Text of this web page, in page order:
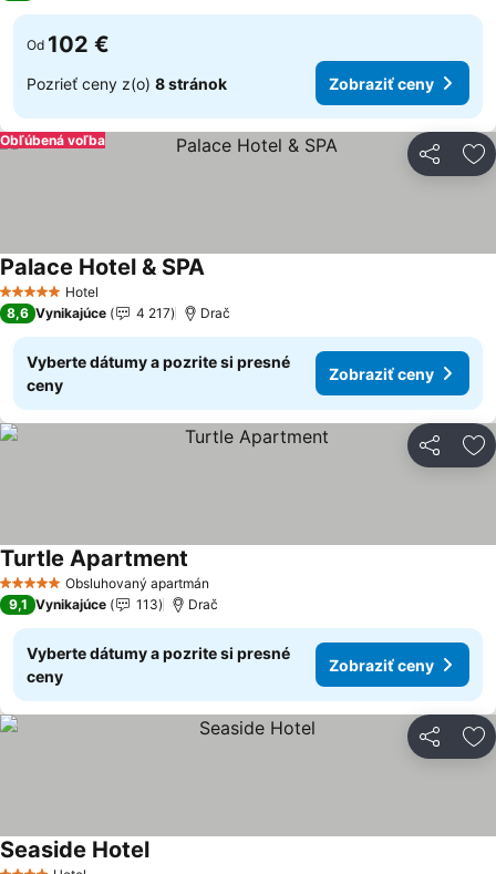
Od 102 €
Pozrieť ceny z(o) 8 stránok Zobraziť ceny
Zdieľať
Obľúbená voľba
5 Počet hviezdičiek
Hotel
Palace Hotel & SPAZobraziť ceny
8,6 Vynikajúce 4 217 Drač
Vyberte dátumy a pozrite si presné
ceny
Zobraziť ceny
Zdieľať
5 Počet hviezdičiekObsluhovaný apartmán
Turtle Apartment
9,1 Vynikajúce 113 Drač
Vyberte dátumy a pozrite si presné
ceny
Zobraziť ceny
Zdieľať
Seaside HotelZobraziť ceny